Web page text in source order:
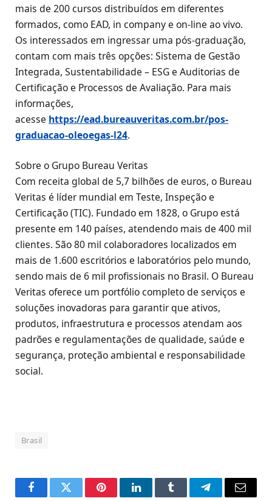
mais de 200 cursos distribuídos em diferentes
formados, como EAD, in company e on-line ao vivo.
Os interessados em ingressar uma pós-graduação,
contam com mais três opções: Sistema de Gestão
Integrada, Sustentabilidade – ESG e Auditorias de
Certificação e Processos de Avaliação. Para mais
informações,
acesse https://ead.bureauveritas.com.br/pos-
graduacao-oleoegas-l24.
Sobre o Grupo Bureau Veritas
Com receita global de 5,7 bilhões de euros, o Bureau
Veritas é líder mundial em Teste, Inspeção e
Certificação (TIC). Fundado em 1828, o Grupo está
presente em 140 países, atendendo mais de 400 mil
clientes. São 80 mil colaboradores localizados em
mais de 1.600 escritórios e laboratórios pelo mundo,
sendo mais de 6 mil profissionais no Brasil. O Bureau
Veritas oferece um portfólio completo de serviços e
soluções inovadoras para garantir que ativos,
produtos, infraestrutura e processos atendam aos
padrões e regulamentações de qualidade, saúde e
segurança, proteção ambiental e responsabilidade
social.
Brasil
FacebookTwitter PinterestLinkedInTumblr TelegramEmail